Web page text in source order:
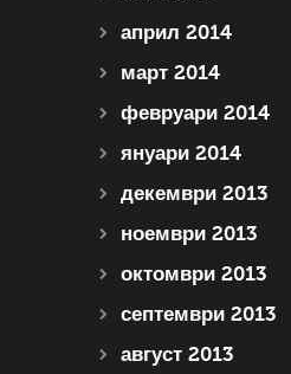
април 2014
март 2014
февруари 2014
януари 2014
декември 2013
ноември 2013
октомври 2013
септември 2013
август 2013